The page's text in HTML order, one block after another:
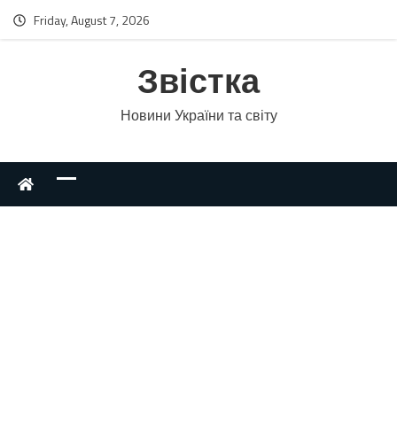
Friday, August 7, 2026
Звістка
Новини України та світу